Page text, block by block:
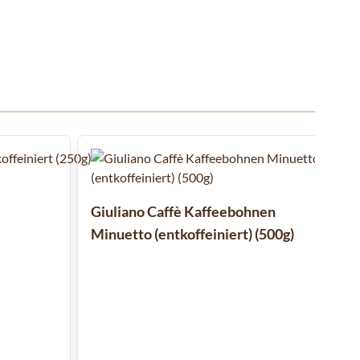
oder direkt zur Karussellnavigation wechseln.
Giuliano Caffè Kaffeebohnen
Minuetto (entkoffeiniert) (500g)